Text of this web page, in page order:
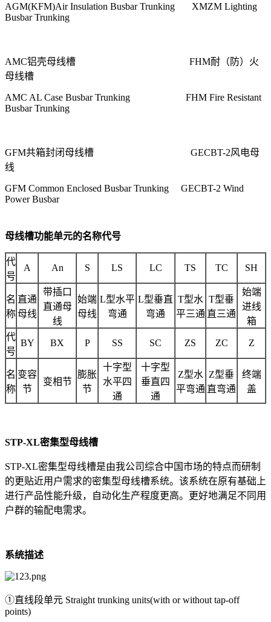
AGM(KFM)Air Insulation Busbar Trunking XMZM Lighting
Busbar Trunking
AMC铝壳母线槽 FHM耐（防）火
母线槽
AMC AL Case Busbar Trunking FHM Fire Resistant
Busbar Trunking
GFM共箱封闭母线槽 GECBT-2风电母
线
GFM Common Enclosed Busbar Trunking GECBT-2 Wind
Power Busbar
母线槽功能单元的名称代号
代
号
A An S LS LC TS TC SH
名
称
直通
母线
带插口
直通母
线
始端
母线
L型水平
弯通
L型垂直
弯通
T型水
平三通
T型垂
直三通
始端
进线
箱
代
号
BY BX P SS SC ZS ZC Z
名
称
变容
节
变相节
膨胀
节
十字型
水平四
通
十字型
垂直四
通
Z型水
平弯通
Z型垂
直弯通
终端
盖
STP-XL密集型母线槽
STP-XL密集型母线槽是由我公司综合中国市场的特点而研制
的更贴近用户需求的密集型母线槽系统。该系统在原有基础上
进行产品性能升级，自动化生产程度更高。更好地满足不同用
户群的输配电需求。
系统描述
①直线段单元 Straight trunking units(with or without tap-off
points)